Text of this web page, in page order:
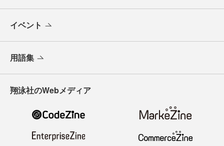
イベント
用語集
翔泳社のWebメディア